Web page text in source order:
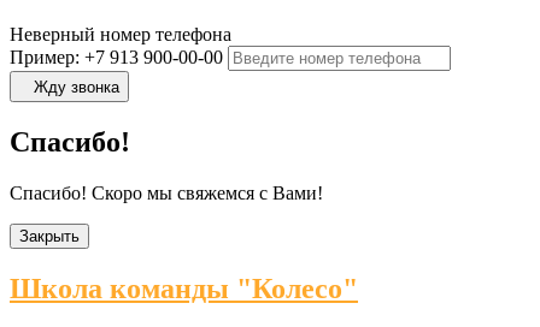
Неверный номер телефона
Пример: +7 913 900-00-00
Жду звонка
Спасибо!
Спасибо! Скоро мы свяжемся с Вами!
Закрыть
Школа команды "Колесо"